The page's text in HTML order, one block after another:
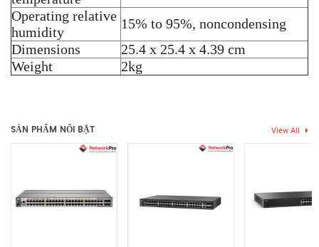
Operating relative
humidity
15% to 95%, noncondensing
Dimensions
25.4 x 25.4 x 4.39 cm
Weight
2kg
Hãy là người đầu tiên nhận xét “JL258A Switch Aruba 2930F 8
Ports 10/100/1000 PoE+ 125W, 2 SFP+ Uplink”
SẢN PHẨM NỔI BẬT View All